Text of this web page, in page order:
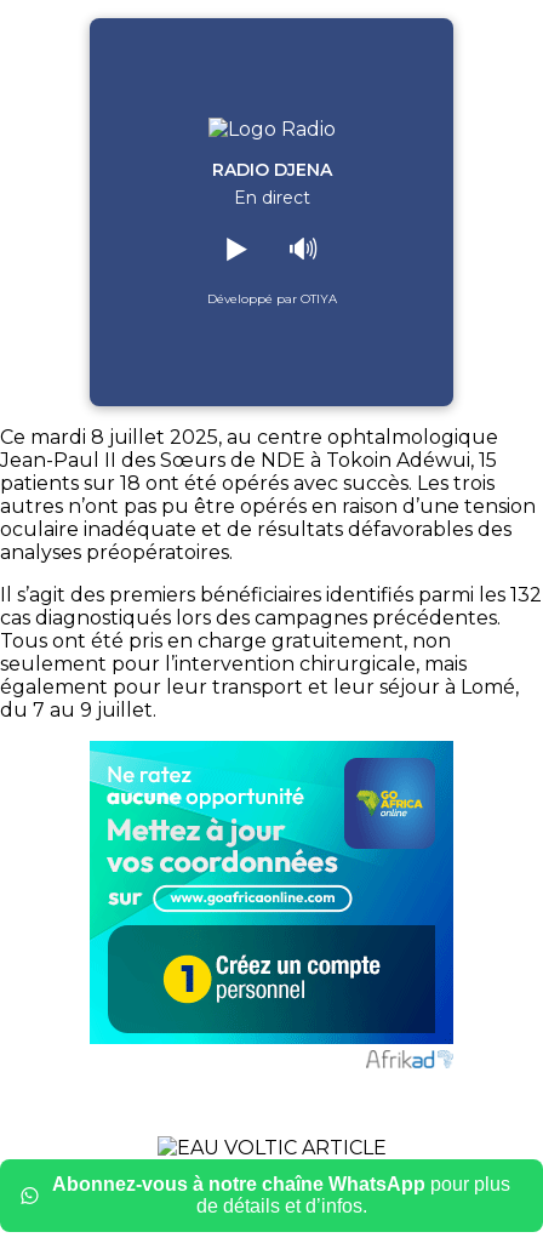
RADIO DJENA
En direct
▶️ 🔊
Développé par OTIYA
Ce mardi 8 juillet 2025, au centre ophtalmologique
Jean-Paul II des Sœurs de NDE à Tokoin Adéwui, 15
patients sur 18 ont été opérés avec succès. Les trois
autres n’ont pas pu être opérés en raison d’une tension
oculaire inadéquate et de résultats défavorables des
analyses préopératoires.
Il s’agit des premiers bénéficiaires identifiés parmi les 132
cas diagnostiqués lors des campagnes précédentes.
Tous ont été pris en charge gratuitement, non
seulement pour l’intervention chirurgicale, mais
également pour leur transport et leur séjour à Lomé,
du 7 au 9 juillet.
Abonnez-vous à notre chaîne WhatsApp pour plus
de détails et d’infos.